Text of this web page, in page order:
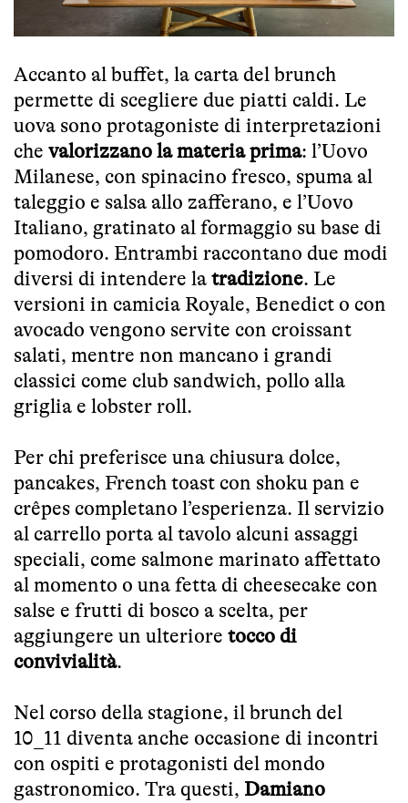
Accanto al buffet, la carta del brunch
permette di scegliere due piatti caldi. Le
uova sono protagoniste di interpretazioni
che valorizzano la materia prima: l’Uovo
Milanese, con spinacino fresco, spuma al
taleggio e salsa allo zafferano, e l’Uovo
Italiano, gratinato al formaggio su base di
pomodoro. Entrambi raccontano due modi
diversi di intendere la tradizione. Le
versioni in camicia Royale, Benedict o con
avocado vengono servite con croissant
salati, mentre non mancano i grandi
classici come club sandwich, pollo alla
griglia e lobster roll.
Per chi preferisce una chiusura dolce,
pancakes, French toast con shoku pan e
crêpes completano l’esperienza. Il servizio
al carrello porta al tavolo alcuni assaggi
speciali, come salmone marinato affettato
al momento o una fetta di cheesecake con
salse e frutti di bosco a scelta, per
aggiungere un ulteriore tocco di
convivialità.
Nel corso della stagione, il brunch del
10_11 diventa anche occasione di incontri
con ospiti e protagonisti del mondo
gastronomico. Tra questi, Damiano